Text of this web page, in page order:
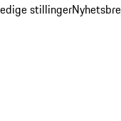
stillinger